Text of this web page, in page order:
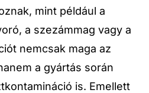
mint például a
a szezámmag vagy a
nemcsak maga az
a gyártás során
is. Emellett